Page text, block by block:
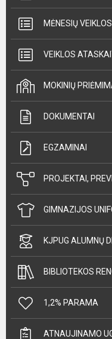
MĖNESIŲ
VEIKLOS
MOKINIŲ
DOKUMENTAI
EGZAMINAI
PROJEKTAI,
GIMNAZIJOS
KJPUG ALUMNŲ
BIBLIOTEKOS
1,2% PARAMA
ATNAUJINAMO